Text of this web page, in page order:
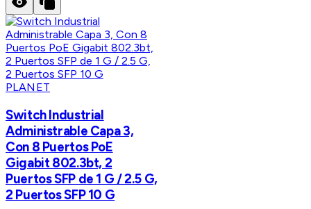
PLANET
Switch Industrial
Administrable Capa 3,
Con 8 Puertos PoE
Gigabit 802.3bt, 2
Puertos SFP de 1 G / 2.5 G,
2 Puertos SFP 10 G